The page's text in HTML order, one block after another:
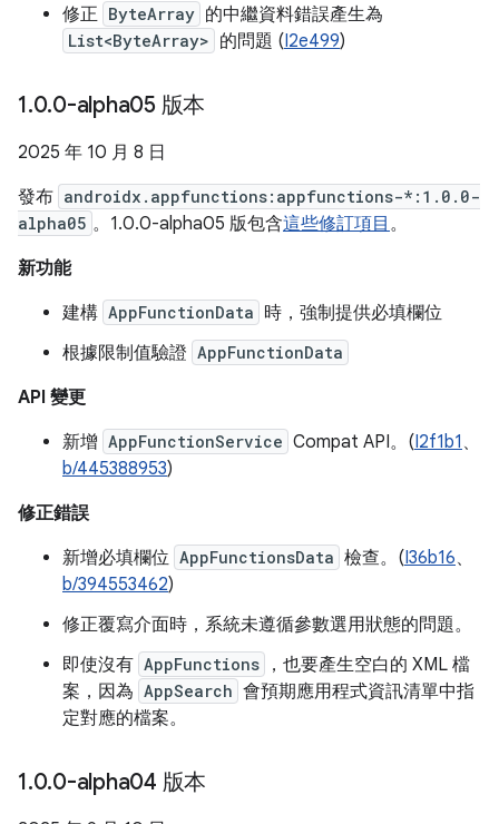
修正 ByteArray 的中繼資料錯誤產生為
List<ByteArray> 的問題 (I2e499)
1.0.0-alpha05 版本
2025 年 10 月 8 日
發布 androidx.appfunctions:appfunctions-*:1.0.0-
alpha05 。1.0.0-alpha05 版包含這些修訂項目 。
新功能
建構 AppFunctionData 時，強制提供必填欄位
根據限制值驗證 AppFunctionData
API 變更
新增 AppFunctionService Compat API。(I2f1b1 、
b/445388953)
修正錯誤
新增必填欄位 AppFunctionsData 檢查。(I36b16、
b/394553462)
修正覆寫介面時，系統未遵循參數選用狀態的問題。
即使沒有 AppFunctions
，也要產生空白的 XML 檔
案，因為 AppSearch 會預期應用程式資訊清單中指
定對應的檔案。
1.0.0-alpha04 版本